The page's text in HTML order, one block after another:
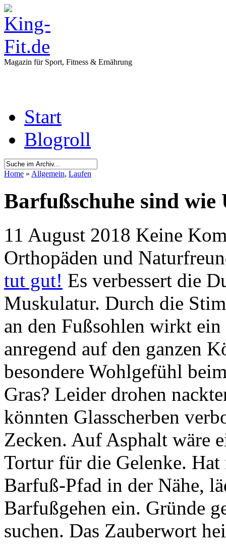
Magazin für Sport, Fitness & Ernährung
Start
Blogroll
Home » Allgemein, Laufen
Barfußschuhe sind
11 August 2018 Keine
Orthopäden und
tut gut! Es verbessert die
Muskulatur. Durch die
an den Fußsohlen wirkt ein
anregend auf den ganzen
besondere Wohlgefühl
Gras? Leider drohen
könnten Glasscherben
Zecken. Auf Asphalt wäre
Tortur für die Gelenke.
Barfuß-Pfad in der Nähe,
Barfußgehen ein. Gründe
suchen. Das Zauberwort